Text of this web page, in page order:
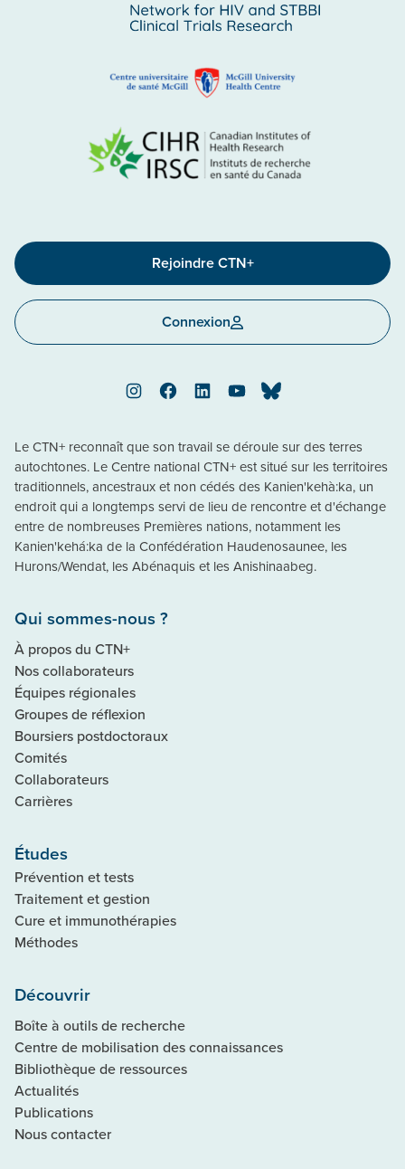
Rejoindre CTN+
Connexion
InstagramFacebookLinkedInYouTubeBluesky
Le CTN+ reconnaît que son travail se déroule sur des terres
autochtones. Le Centre national CTN+ est situé sur les territoires
traditionnels, ancestraux et non cédés des Kanien'kehà:ka, un
endroit qui a longtemps servi de lieu de rencontre et d'échange
entre de nombreuses Premières nations, notamment les
Kanien'kehá:ka de la Confédération Haudenosaunee, les
Hurons/Wendat, les Abénaquis et les Anishinaabeg.
Qui sommes-nous ?
À propos du CTN+
Nos collaborateurs
Équipes régionales
Groupes de réflexion
Boursiers postdoctoraux
Comités
Collaborateurs
Carrières
Études
Prévention et tests
Traitement et gestion
Cure et immunothérapies
Méthodes
Découvrir
Boîte à outils de recherche
Centre de mobilisation des connaissances
Bibliothèque de ressources
Actualités
Publications
Nous contacter